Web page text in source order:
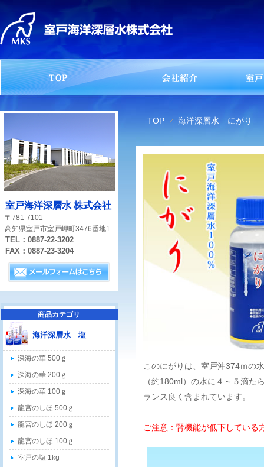
TOP 海洋深層水 にがり
このにがりは、室戸沖374ｍの
（約180ml）の水に４～５滴
ランス良く含まれています。
ご注意：腎機能が低下している
室戸海洋深層水 株式会社
〒781-7101
高知県室戸市室戸岬町3476番地1
TEL：0887-22-3202
FAX：0887-23-3204
商品カテゴリ
海洋深層水 塩
深海の華 500ｇ
深海の華 200ｇ
深海の華 100ｇ
龍宮のしほ 500ｇ
龍宮のしほ 200ｇ
龍宮のしほ 100ｇ
室戸の塩 1kg